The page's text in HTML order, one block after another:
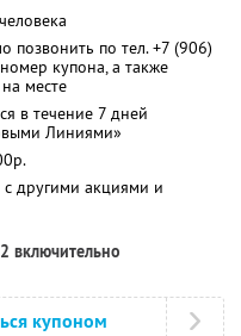
позвонить по тел. +7 (906)
купона, а также
месте
в течение 7 дней
Линиями»
другими акциями и
включительно
купоном